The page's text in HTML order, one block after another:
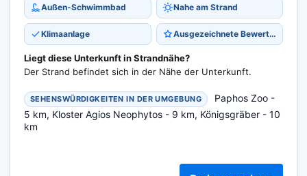
Außen-Schwimmbad Nahe am Strand
Klimaanlage Ausgezeichnete Bewertung 9,0
Liegt diese Unterkunft in Strandnähe?
Der Strand befindet sich in der Nähe der Unterkunft.
SEHENSWÜRDIGKEITEN IN DER UMGEBUNG
Paphos Zoo -
5 km, Kloster Agios Neophytos - 9 km, Königsgräber - 10
km